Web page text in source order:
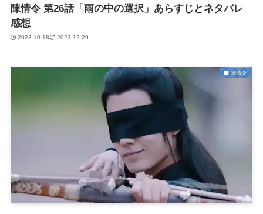
陳情令 第26話「雨の中の選択」あらすじとネタバレ
感想
2023-10-18 2023-12-29
陳情令